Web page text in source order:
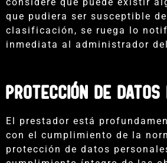
que pudiera ser susceptible
clasificación, se ruega lo
inmediata al administrador
PROTECCIÓN DE
El prestador está
con el cumplimiento de la
protección de datos